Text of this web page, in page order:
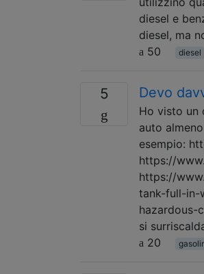
diesel e
diesel, ma
50
diesel
5 Devo
Ho visto un
auto
esempio:
https://
https://
tank-full-in-
hazardous-
si
20